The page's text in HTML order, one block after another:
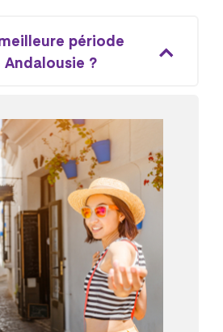
période
?